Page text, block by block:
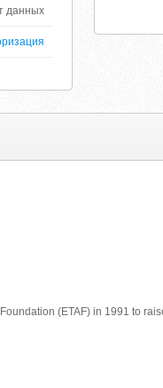
данных
(ETAF) in 1991 to